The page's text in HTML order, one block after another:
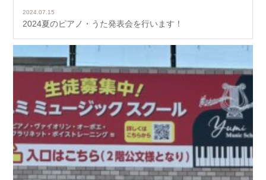
2024.07.15
2024夏のピアノ・うた発表会を行います！